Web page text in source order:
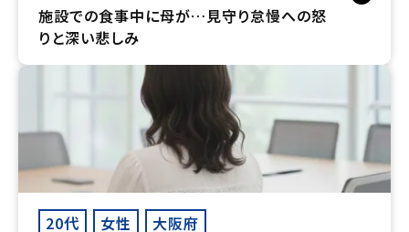
施設での食事中に母が…見守り怠慢への怒
りと深い悲しみ
20代 女性 大阪府